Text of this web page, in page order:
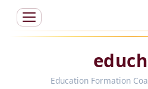
Education Formation